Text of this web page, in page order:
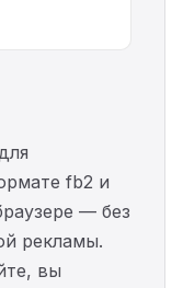
fb2 и
— без
рекламы.
вы